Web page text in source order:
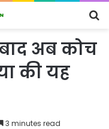
अब कोच
की यह
3 minutes read